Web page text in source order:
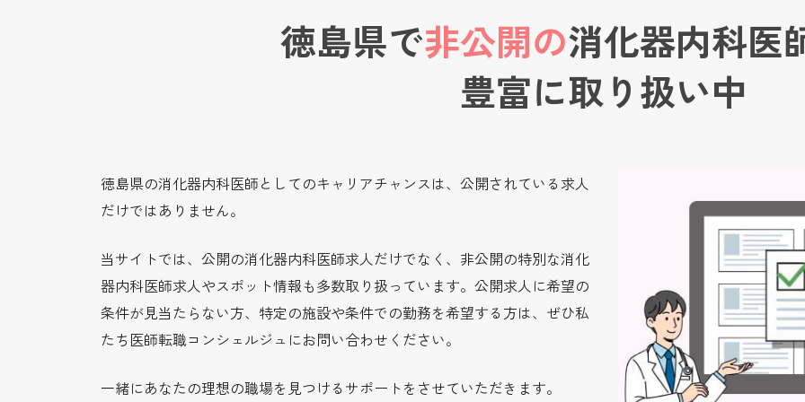
徳島県で非公開の消化器内科医
豊富に取り扱い中
徳島県の消化器内科医師としてのキャリアチャンスは、公開されている求人
だけではありません。
当サイトでは、公開の消化器内科医師求人だけでなく、非公開の特別な消化
器内科医師求人やスポット情報も多数取り扱っています。公開求人に希望の
条件が見当たらない方、特定の施設や条件での勤務を希望する方は、ぜひ私
たち医師転職コンシェルジュにお問い合わせください。
一緒にあなたの理想の職場を見つけるサポートをさせていただきます。